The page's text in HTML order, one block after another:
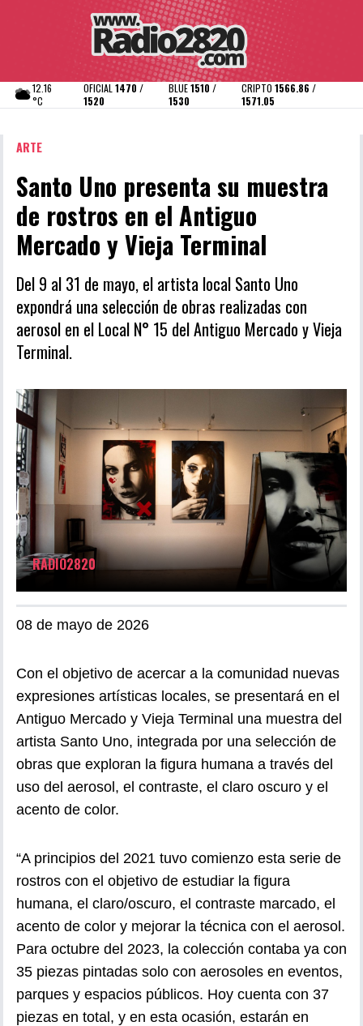
12.16
°C
OFICIAL1470 /
1520
BLUE1510 /
1530
CRIPTO1566.86 /
1571.05
ARTE
Santo Uno presenta su muestra
de rostros en el Antiguo
Mercado y Vieja Terminal
Del 9 al 31 de mayo, el artista local Santo Uno
expondrá una selección de obras realizadas con
aerosol en el Local N° 15 del Antiguo Mercado y Vieja
Terminal.
RADIO2820
08 de mayo de 2026
Con el objetivo de acercar a la comunidad nuevas
expresiones artísticas locales, se presentará en el
Antiguo Mercado y Vieja Terminal una muestra del
artista Santo Uno, integrada por una selección de
obras que exploran la figura humana a través del
uso del aerosol, el contraste, el claro oscuro y el
acento de color.
“A principios del 2021 tuvo comienzo esta serie de
rostros con el objetivo de estudiar la figura
humana, el claro/oscuro, el contraste marcado, el
acento de color y mejorar la técnica con el aerosol.
Para octubre del 2023, la colección contaba ya con
35 piezas pintadas solo con aerosoles en eventos,
parques y espacios públicos. Hoy cuenta con 37
piezas en total, y en esta ocasión, estarán en